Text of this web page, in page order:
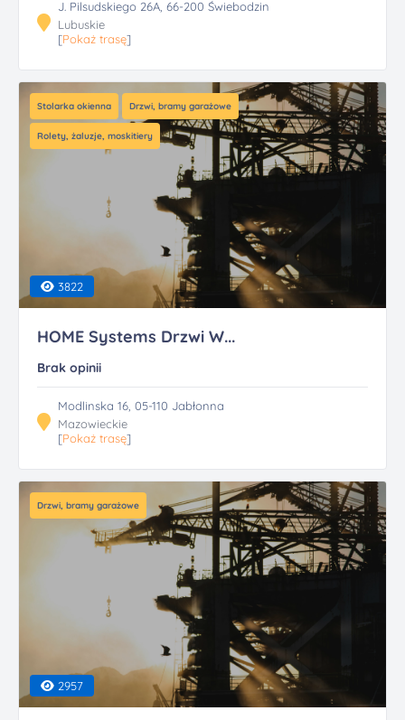
J. Pilsudskiego 26A, 66-200 Świebodzin
Lubuskie
[Pokaż trasę]
Stolarka okienna Drzwi, bramy garażowe
Rolety, żaluzje, moskitiery
3822
HOME Systems Drzwi W...
Brak opinii
Modlinska 16, 05-110 Jabłonna
Mazowieckie
[Pokaż trasę]
Drzwi, bramy garażowe
2957